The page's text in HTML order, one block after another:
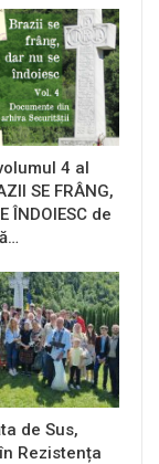
4 al
SE FRÂNG,
ÎNDOIESC de
de Sus,
Rezistența